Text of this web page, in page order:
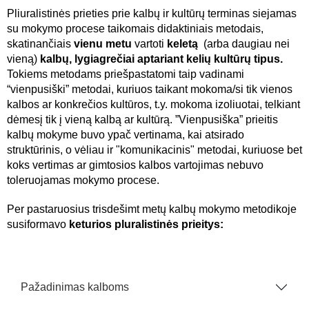
Pliuralistinės prieties prie kalbų ir kultūrų terminas siejamas
su mokymo procese taikomais didaktiniais metodais,
skatinančiais vienu metu vartoti keletą (arba daugiau nei
vieną) kalbų, lygiagrečiai aptariant kelių kultūrų tipus.
Tokiems metodams priešpastatomi taip vadinami
“vienpusiški” metodai, kuriuos taikant mokoma/si tik vienos
kalbos ar konkrečios kultūros, t.y. mokoma izoliuotai, telkiant
dėmesį tik į vieną kalbą ar kultūrą. ”Vienpusiška” prieitis
kalbų mokyme buvo ypač vertinama, kai atsirado
struktūrinis, o vėliau ir "komunikacinis" metodai, kuriuose bet
koks vertimas ar gimtosios kalbos vartojimas nebuvo
toleruojamas mokymo procese.
Per pastaruosius trisdešimt metų kalbų mokymo metodikoje
susiformavo keturios pluralistinės prieitys:
Pažadinimas kalboms